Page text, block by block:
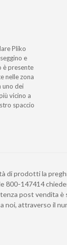
Pliko
e
è presente
nelle zona
uno dei
vicino a
spaccio
di prodotti la
800-147414
post vendita è
noi, attraverso il